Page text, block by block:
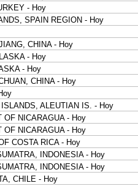
- Hoy
SPAIN REGION - Hoy
CHINA - Hoy
- Hoy
- Hoy
CHINA - Hoy
ALEUTIAN IS. - Hoy
OF NICARAGUA - Hoy
OF NICARAGUA - Hoy
COSTA RICA - Hoy
INDONESIA - Hoy
INDONESIA - Hoy
CHILE - Hoy